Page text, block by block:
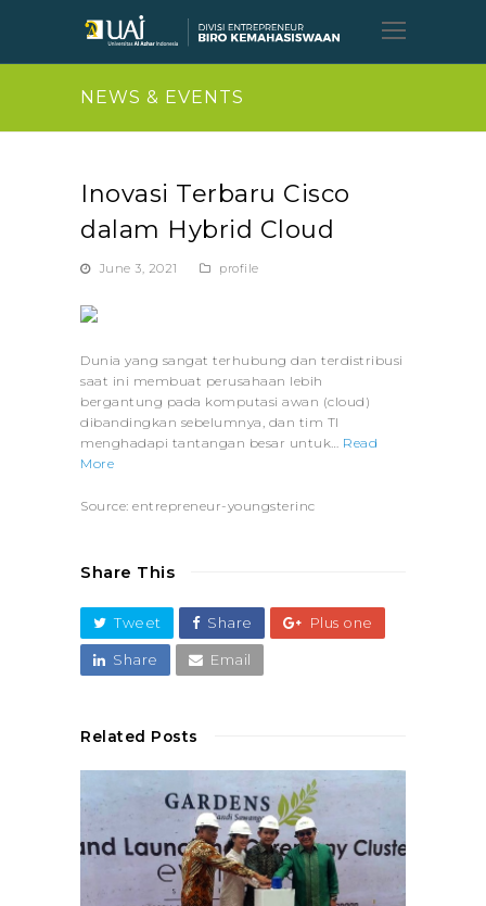
Open
Mobile
NEWS & EVENTS
Inovasi Terbaru Cisco
dalam Hybrid Cloud
June 3, 2021 profile
Dunia yang sangat terhubung dan terdistribusi
saat ini membuat perusahaan lebih
bergantung pada komputasi awan (cloud)
dibandingkan sebelumnya, dan tim TI
menghadapi tantangan besar untuk… Read
More
Source: entrepreneur-youngsterinc
Share This
Tweet Share Plus one
Share Email
Related Posts